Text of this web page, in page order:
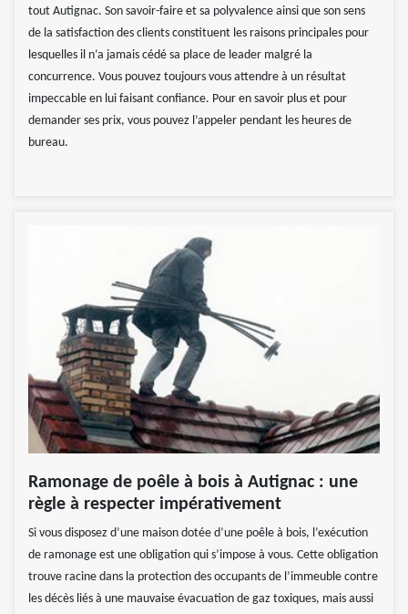
tout Autignac. Son savoir-faire et sa polyvalence ainsi que son sens
de la satisfaction des clients constituent les raisons principales pour
lesquelles il n’a jamais cédé sa place de leader malgré la
concurrence. Vous pouvez toujours vous attendre à un résultat
impeccable en lui faisant confiance. Pour en savoir plus et pour
demander ses prix, vous pouvez l’appeler pendant les heures de
bureau.
Ramonage de poêle à bois à Autignac : une
règle à respecter impérativement
Si vous disposez d’une maison dotée d’une poêle à bois, l’exécution
de ramonage est une obligation qui s’impose à vous. Cette obligation
trouve racine dans la protection des occupants de l’immeuble contre
les décès liés à une mauvaise évacuation de gaz toxiques, mais aussi